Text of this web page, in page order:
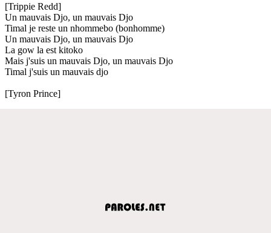
[Trippie Redd]
Un mauvais Djo, un mauvais Djo
Timal je reste un nhommebo (bonhomme)
Un mauvais Djo, un mauvais Djo
La gow la est kitoko
Mais j'suis un mauvais Djo, un mauvais Djo
Timal j'suis un mauvais djo
[Tyron Prince]